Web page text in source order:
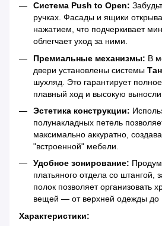
Система Push to Open:
ручках. Фасады и ящики
нажатием, что подчеркивает
облегчает уход за ними.
Премиальные механизмы: В
двери установлены системы
шухляд. Это гарантирует
плавный ход и высокую
Эстетика конструкции:
полунакладных петель
максимально аккуратно,
"встроенной" мебели.
Удобное зонирование:
платьяного отдела со штангой,
полок позволяет организовать
вещей — от верхней одежды до
Характеристики: